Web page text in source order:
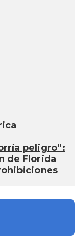
peligro”:
de Florida